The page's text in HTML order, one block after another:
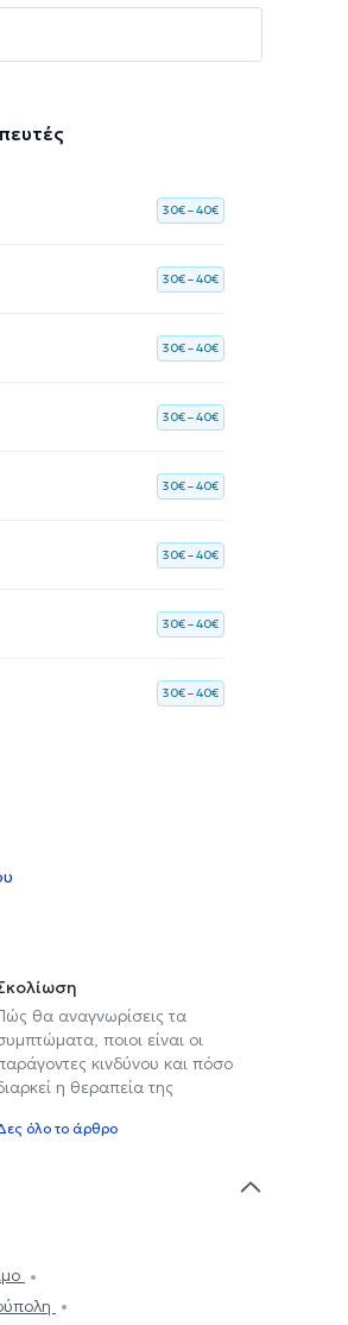
30€ – 40€
30€ – 40€
30€ – 40€
30€ – 40€
30€ – 40€
30€ – 40€
30€ – 40€
30€ – 40€
θα αναγνωρίσεις τα
ποιοι είναι οι
κινδύνου και πόσο
η θεραπεία της
όλο το άρθρο